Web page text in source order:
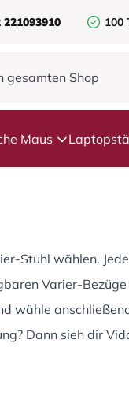
221093910 100
Maus
Stuhl wählen.
Varier-
wähle
Dann sieh dir